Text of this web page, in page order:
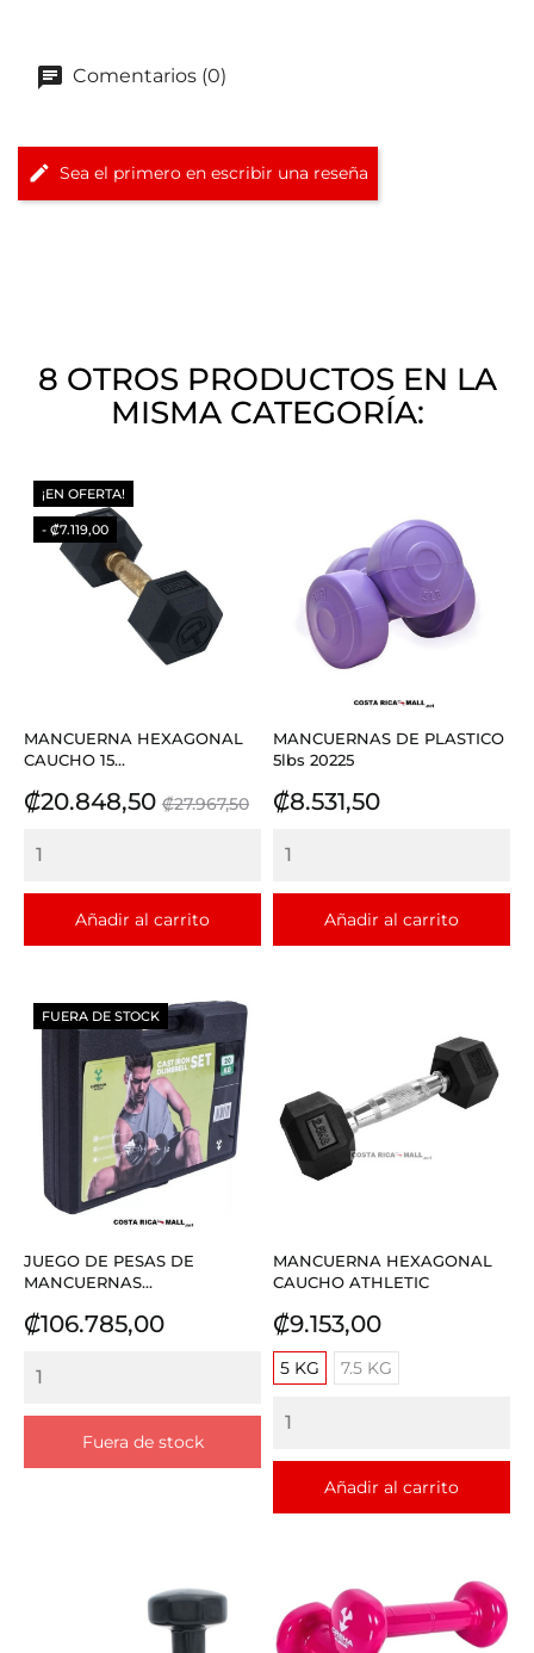
Comentarios (0)
Sea el primero en escribir una reseña
8 OTROS PRODUCTOS EN LA
MISMA CATEGORÍA:
MANCUERNA HEXAGONAL
CAUCHO 15...
Precio
₡20.848,50 Precio
₡27.967,50
Añadir al carrito
¡EN OFERTA!
- ₡7.119,00
MANCUERNAS DE PLASTICO
5lbs 20225
Precio
₡8.531,50
Añadir al carrito
JUEGO DE PESAS DE
MANCUERNAS...
Precio
₡106.785,00
Fuera de stock
FUERA DE STOCK
MANCUERNA HEXAGONAL
CAUCHO ATHLETIC
Precio
₡9.153,00
5 KG 7.5 KG
Añadir al carrito